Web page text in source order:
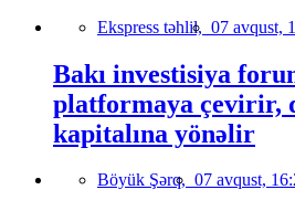
Ekspress təhlil, 07 avqust,
Bakı investisiya
platformaya çevirir,
kapitalına yönəlir
Böyük Şərq, 07 avqust,